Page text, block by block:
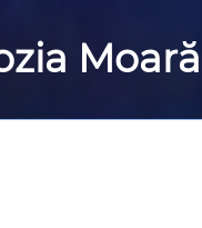
Moară